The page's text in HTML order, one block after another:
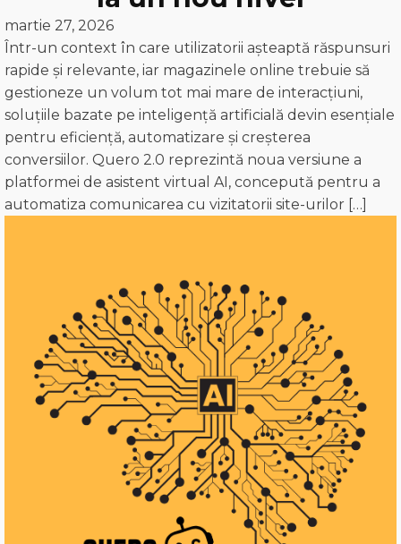
martie 27, 2026
Într-un context în care utilizatorii așteaptă răspunsuri
rapide și relevante, iar magazinele online trebuie să
gestioneze un volum tot mai mare de interacțiuni,
soluțiile bazate pe inteligență artificială devin esențiale
pentru eficiență, automatizare și creșterea
conversiilor. Quero 2.0 reprezintă noua versiune a
platformei de asistent virtual AI, concepută pentru a
automatiza comunicarea cu vizitatorii site-urilor […]